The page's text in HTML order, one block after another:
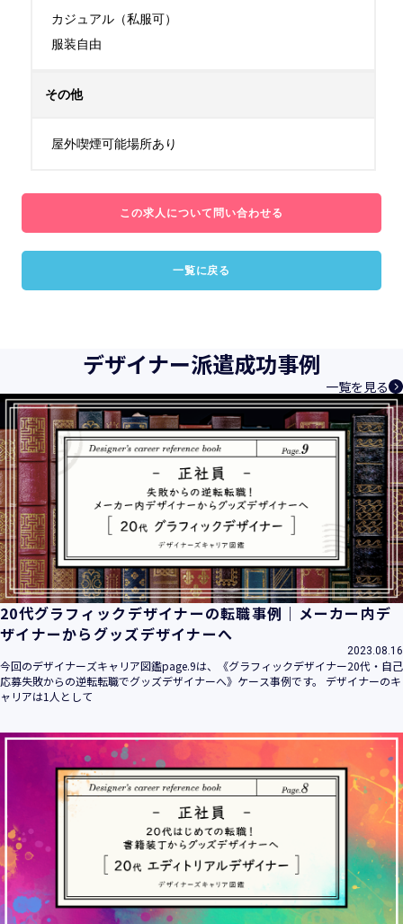
カジュアル（私服可）
服装自由
その他
屋外喫煙可能場所あり
この求人について問い合わせる
一覧に戻る
デザイナー派遣成功事例
一覧を見る
20代グラフィックデザイナーの転職事例｜メーカー内デ
ザイナーからグッズデザイナーへ
2023.08.16
今回のデザイナーズキャリア図鑑page.9は、《グラフィックデザイナー20代・自己
応募失敗からの逆転転職でグッズデザイナーへ》ケース事例です。 デザイナーのキ
ャリアは1人として